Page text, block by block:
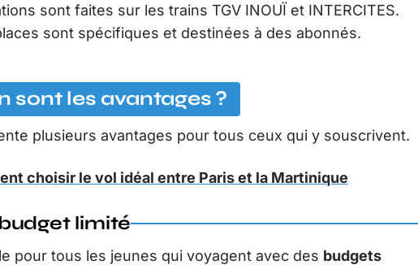
sont faites sur les trains TGV INOUÏ et INTERCITES.
sont spécifiques et destinées à des abonnés.
sont les avantages ?
plusieurs avantages pour tous ceux qui y souscrivent.
choisir le vol idéal entre Paris et la Martinique
limité
pour tous les jeunes qui voyagent avec des budgets